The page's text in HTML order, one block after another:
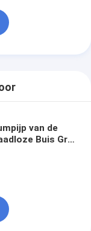
van de
Buis Gr2